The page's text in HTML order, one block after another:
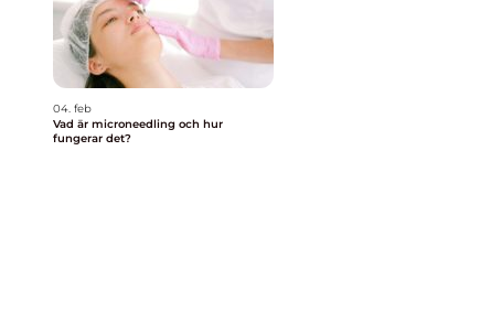
04. feb
Vad är microneedling och hur
fungerar det?